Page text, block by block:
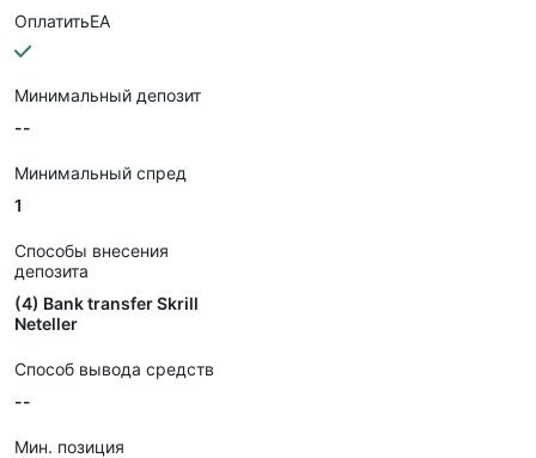
ОплатитьEA
Минимальный депозит
--
Минимальный спред
1
Способы внесения
депозита
(4) Bank transfer Skrill
Neteller
Способ вывода средств
--
Мин. позиция